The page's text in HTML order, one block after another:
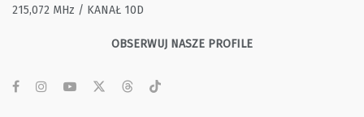
215,072 MHz / KANAŁ 10D
OBSERWUJ NASZE PROFILE